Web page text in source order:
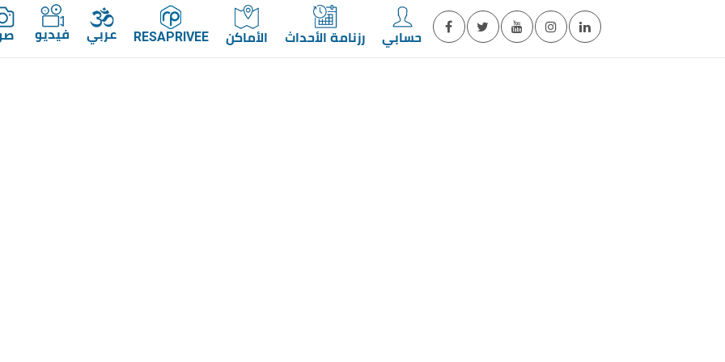
فيديو عربي RESAPRIVEE الأماكن رزنامة الأحداث حسابي